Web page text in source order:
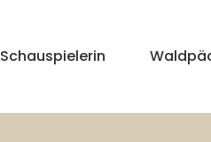
Schauspielerin